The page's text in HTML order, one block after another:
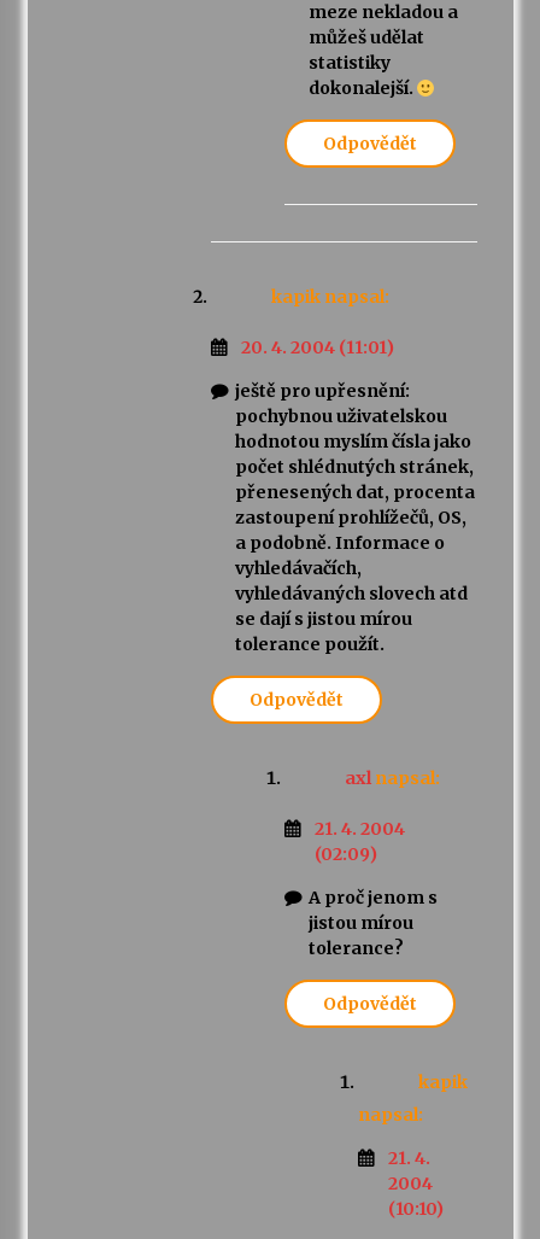
meze nekladou a
můžeš udělat
statistiky
dokonalejší.
Odpovědět
kapik napsal:
20. 4. 2004 (11:01)
ještě pro upřesnění:
pochybnou uživatelskou
hodnotou myslím čísla jako
počet shlédnutých stránek,
přenesených dat, procenta
zastoupení prohlížečů, OS,
a podobně. Informace o
vyhledávačích,
vyhledávaných slovech atd
se dají s jistou mírou
tolerance použít.
Odpovědět
axl napsal:
21. 4. 2004
(02:09)
A proč jenom s
jistou mírou
tolerance?
Odpovědět
kapik
napsal:
21. 4.
2004
(10:10)